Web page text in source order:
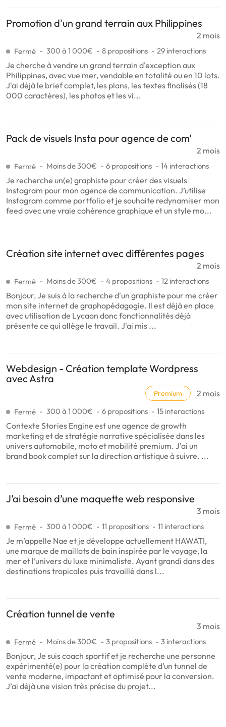
Promotion d'un grand terrain aux Philippines
2 mois
Fermé 300 à 1 000€ 8 propositions 29 interactions
Je cherche à vendre un grand terrain d'exception aux
Philippines, avec vue mer, vendable en totalité ou en 10 lots.
J'ai déjà le brief complet, les plans, les textes finalisés (18
000 caractères), les photos et les vi...
Pack de visuels Insta pour agence de com'
2 mois
Fermé Moins de 300€ 6 propositions 14 interactions
Je recherche un(e) graphiste pour créer des visuels
Instagram pour mon agence de communication. J’utilise
Instagram comme portfolio et je souhaite redynamiser mon
feed avec une vraie cohérence graphique et un style mo...
Création site internet avec différentes pages
2 mois
Fermé Moins de 300€ 4 propositions 12 interactions
Bonjour, Je suis à la recherche d'un graphiste pour me créer
mon site internet de graphopédagogie. Il est déjà en place
avec utilisation de Lycaon donc fonctionnalités déjà
présente ce qui allège le travail. J'ai mis ...
Webdesign - Création template Wordpress
avec Astra
Premium 2 mois
Fermé 300 à 1 000€ 6 propositions 15 interactions
Contexte Stories Engine est une agence de growth
marketing et de stratégie narrative spécialisée dans les
univers automobile, moto et mobilité premium. J'ai un
brand book complet sur la direction artistique à suivre. ...
J’ai besoin d’une maquette web responsive
3 mois
Fermé 300 à 1 000€ 11 propositions 11 interactions
Je m’appelle Nae et je développe actuellement HAWATI,
une marque de maillots de bain inspirée par le voyage, la
mer et l’univers du luxe minimaliste. Ayant grandi dans des
destinations tropicales puis travaillé dans l...
Création tunnel de vente
3 mois
Fermé Moins de 300€ 3 propositions 3 interactions
Bonjour, Je suis coach sportif et je recherche une personne
expérimenté(e) pour la création complète d’un tunnel de
vente moderne, impactant et optimisé pour la conversion.
J’ai déjà une vision très précise du projet...